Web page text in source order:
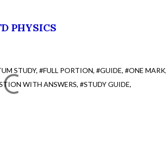
PHYSICS
STUDY #FULL PORTION #GUIDE #ONE MARK
WITH ANSWERS #STUDY GUIDE